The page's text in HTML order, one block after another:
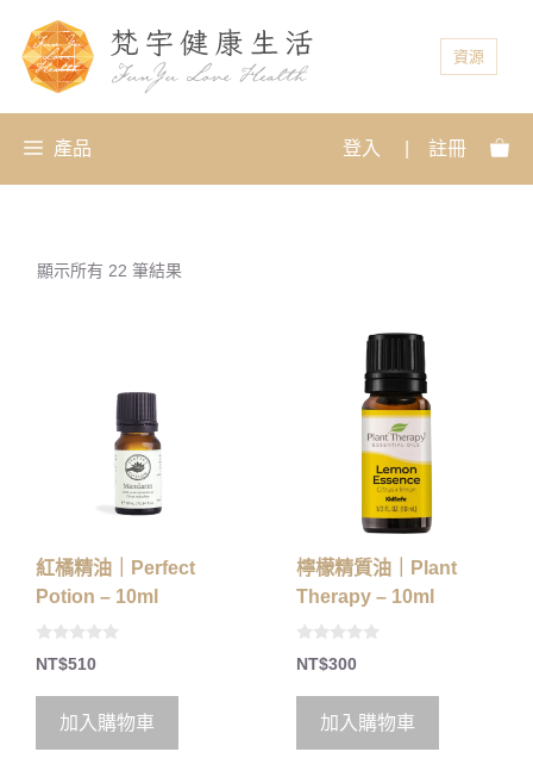
資源
產品 登入 註冊
顯示所有 22 筆結果
紅橘精油｜Perfect
Potion – 10ml
0
o
t
5
NT$510
加入購物車
檸檬精質油｜Plant
Therapy – 10ml
0
o
t
5
NT$300
加入購物車